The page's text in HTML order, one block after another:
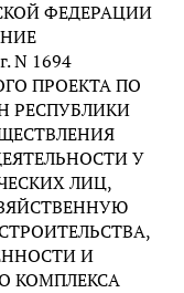
ФЕДЕРАЦИИ
N 1694
ПРОЕКТА ПО
РЕСПУБЛИКИ
У
ЛИЦ,
И
КОМПЛЕКСА